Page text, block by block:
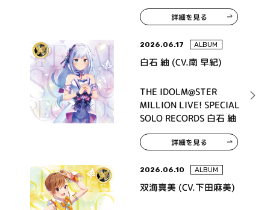
詳細を見る
2026.06.17 ALBUM
白石 紬 (CV.南 早紀)
THE IDOLM@STER
MILLION LIVE! SPECIAL
SOLO RECORDS 白石 紬
詳細を見る
2026.06.10 ALBUM
双海真美 (CV.下田麻美)